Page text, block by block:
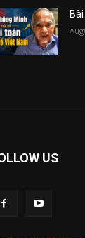
US